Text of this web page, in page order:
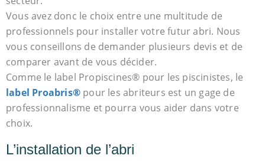
Vous avez donc le choix entre une multitude de
professionnels pour installer votre futur abri. Nous
vous conseillons de demander plusieurs devis et de
comparer avant de vous décider.
Comme le label Propiscines® pour les piscinistes, le
label Proabris® pour les abriteurs est un gage de
professionnalisme et pourra vous aider dans votre
choix.
L’installation de l’abri